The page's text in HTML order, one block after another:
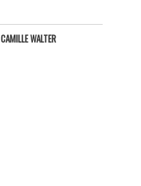
CAMILLE WALTER